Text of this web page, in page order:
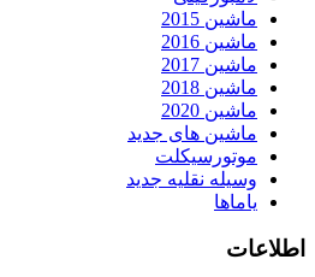
ماشین 2015
ماشین 2016
ماشین 2017
ماشین 2018
ماشین 2020
ماشین های جدید
موتورسیکلت
وسیله نقلیه جدید
یاماها
اطلاعات